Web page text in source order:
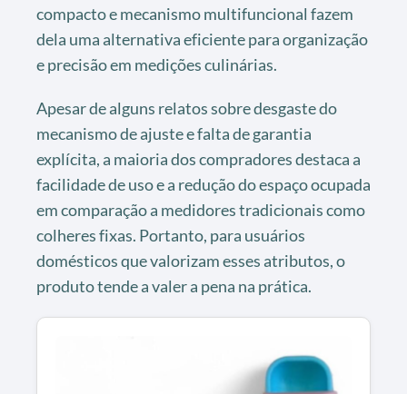
compacto e mecanismo multifuncional fazem
dela uma alternativa eficiente para organização
e precisão em medições culinárias.
Apesar de alguns relatos sobre desgaste do
mecanismo de ajuste e falta de garantia
explícita, a maioria dos compradores destaca a
facilidade de uso e a redução do espaço ocupada
em comparação a medidores tradicionais como
colheres fixas. Portanto, para usuários
domésticos que valorizam esses atributos, o
produto tende a valer a pena na prática.